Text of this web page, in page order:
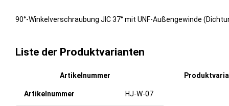
90°-Winkelverschraubung JIC 37° mit UNF-Außengewinde
Liste der Produktvarianten
Artikelnummer
HJ-W-07